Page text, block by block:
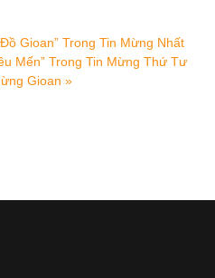
Gioan” Trong Tin Mừng Nhất
Mến” Trong Tin Mừng Thứ Tư
Gioan »